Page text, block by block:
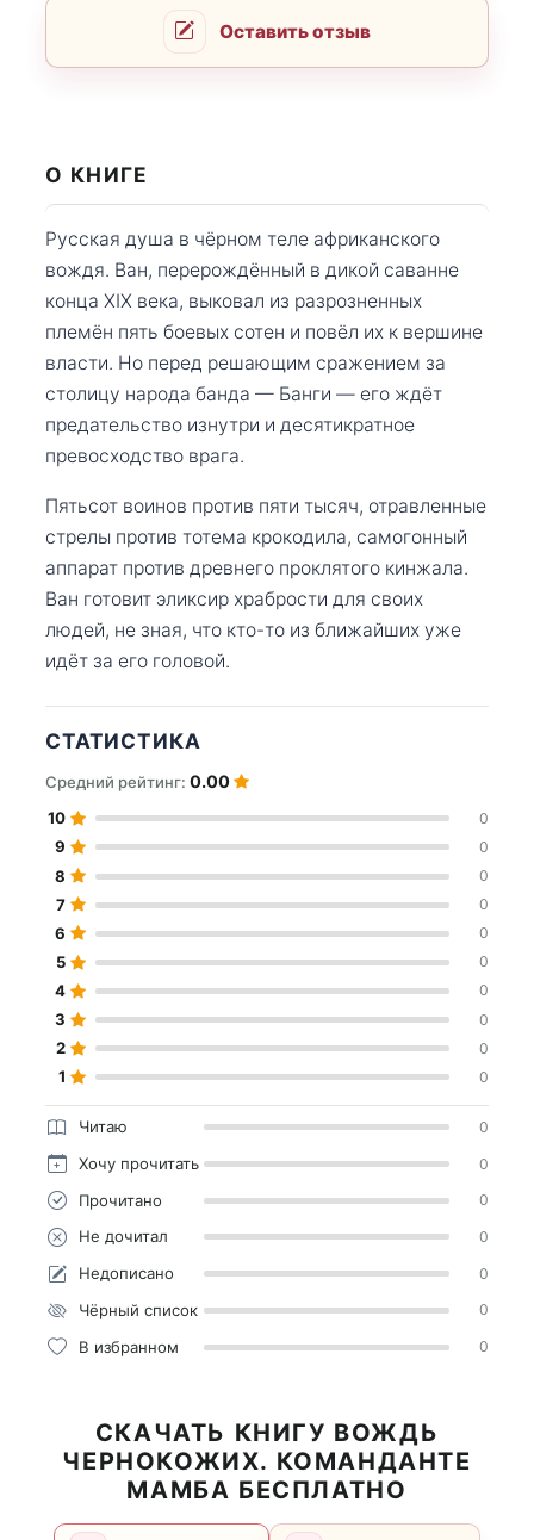
Оставить отзыв
О КНИГЕ
Русская душа в чёрном теле африканского
вождя. Ван, перерождённый в дикой саванне
конца XIX века, выковал из разрозненных
племён пять боевых сотен и повёл их к вершине
власти. Но перед решающим сражением за
столицу народа банда — Банги — его ждёт
предательство изнутри и десятикратное
превосходство врага.
Пятьсот воинов против пяти тысяч, отравленные
стрелы против тотема крокодила, самогонный
аппарат против древнего проклятого кинжала.
Ван готовит эликсир храбрости для своих
людей, не зная, что кто-то из ближайших уже
идёт за его головой.
СТАТИСТИКА
Средний рейтинг: 0.00
10 0
9 0
8 0
7 0
6 0
5 0
4 0
3 0
2 0
1 0
Читаю 0
Хочу прочитать 0
Прочитано 0
Не дочитал 0
Недописано 0
Чёрный список 0
В избранном 0
СКАЧАТЬ КНИГУ ВОЖДЬ
ЧЕРНОКОЖИХ. КОМАНДАНТЕ
МАМБА БЕСПЛАТНО